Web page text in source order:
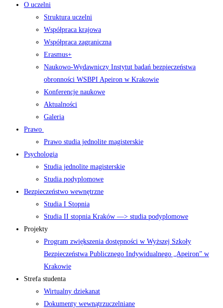
O uczelni
Struktura uczelni
Współpraca krajowa
Współpraca zagraniczna
Erasmus+
Naukowo-Wydawniczy Instytut badań bezpieczeństwa
obronności WSBPI Apeiron w Krakowie
Konferencje naukowe
Aktualności
Galeria
Prawo
Prawo studia jednolite magisterskie
Psychologia
Studia jednolite magisterskie
Studia podyplomowe
Bezpieczeństwo wewnętrzne
Studia I Stopnia
Studia II stopnia Kraków —> studia podyplomowe
Projekty
Program zwiększenia dostępności w Wyższej Szkoły
Bezpieczeństwa Publicznego Indywidualnego „Apeiron” w
Krakowie
Strefa studenta
Wirtualny dziekanat
Dokumenty wewnątrzuczelniane